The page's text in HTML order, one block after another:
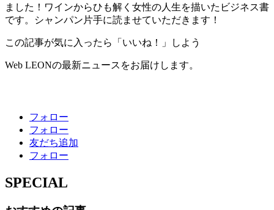
ました！ワインからひも解く女性の人生を描いたビジネス書
です。シャンパン片手に読ませていただきます！
この記事が気に入ったら「いいね！」しよう
Web LEONの最新ニュースをお届けします。
フォロー
フォロー
友だち追加
フォロー
SPECIAL